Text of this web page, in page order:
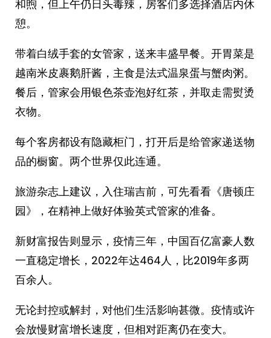
和煦，但上午仍日头毒辣，房客们多选择酒店内休
憩。
带着白绒手套的女管家，送来丰盛早餐。开胃菜是
越南米皮裹鹅肝酱，主食是法式温泉蛋与蟹肉粥。
餐后，管家会用银色茶壶泡好红茶，并取走需熨烫
衣物。
每个客房都设有隐藏柜门，打开后是给管家递送物
品的橱窗。两个世界仅此连通。
旅游杂志上建议，入住瑞吉前，可先看看《唐顿庄
园》，在精神上做好体验英式管家的准备。
新财富报告则显示，疫情三年，中国百亿富豪人数
一直稳定增长，2022年达464人，比2019年多两
百余人。
无论封控或解封，对他们生活影响甚微。疫情或许
会放慢财富增长速度，但相对距离仍在变大。